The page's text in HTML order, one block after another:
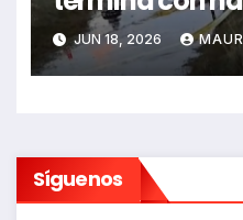
sin vida en
JUN 18, 2026
Síguenos